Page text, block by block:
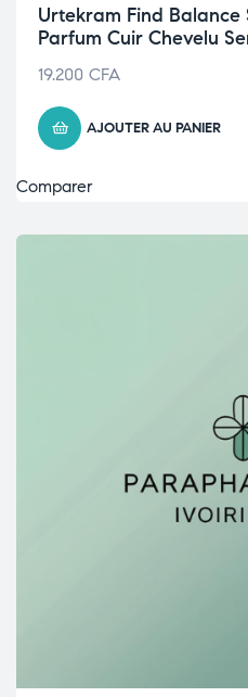
Urtekram Find Balance
Parfum Cuir Chevelu
19.200 CFA
AJOUTER AU PANIER
Comparer